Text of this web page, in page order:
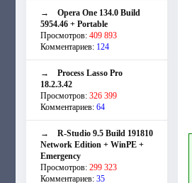
→ Opera One 134.0 Build
5954.46 + Portable
Просмотров: 409 893
Комментариев: 124
→ Process Lasso Pro
18.2.3.42
Просмотров: 326 399
Комментариев: 64
→ R-Studio 9.5 Build 191810
Network Edition + WinPE +
Emergency
Просмотров: 299 323
Комментариев: 35